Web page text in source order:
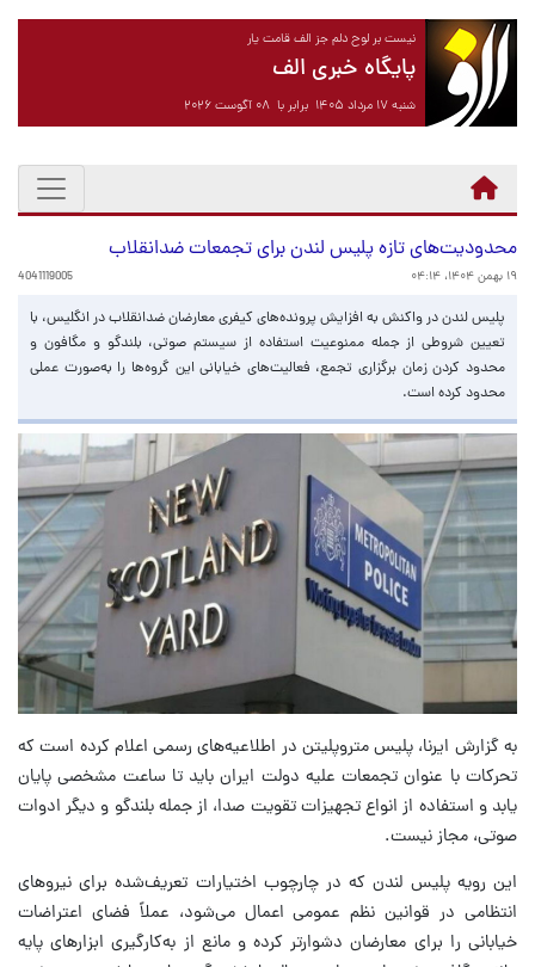
نیست بر لوح دلم جز الف قامت یار
پایگاه خبری الف
شنبه ۱۷ مرداد ۱۴۰۵ برابر با ۰۸ آگوست ۲۰۲۶
محدودیت‌های تازه پلیس لندن برای تجمعات ضدانقلاب
۱۹ بهمن ۱۴۰۴، ۰۴:۱۴ 4041119005
پلیس لندن در واکنش به افزایش پرونده‌های کیفری معارضان ضدانقلاب در انگلیس، با
تعیین شروطی از جمله ممنوعیت استفاده از سیستم صوتی، بلندگو و مگافون و
محدود کردن زمان برگزاری تجمع، فعالیت‌های خیابانی این گروه‌ها را به‌صورت عملی
محدود کرده است.
به گزارش ایرنا، پلیس متروپلیتن در اطلاعیه‌های رسمی اعلام کرده است که
تحرکات با عنوان تجمعات علیه دولت ایران باید تا ساعت مشخصی پایان
یابد و استفاده از انواع تجهیزات تقویت صدا، از جمله بلندگو و دیگر ادوات
صوتی، مجاز نیست.
این رویه پلیس لندن که در چارچوب اختیارات تعریف‌شده برای نیروهای
انتظامی در قوانین نظم عمومی اعمال می‌شود، عملاً فضای اعتراضات
خیابانی را برای معارضان دشوارتر کرده و مانع از به‌کارگیری ابزارهای پایه